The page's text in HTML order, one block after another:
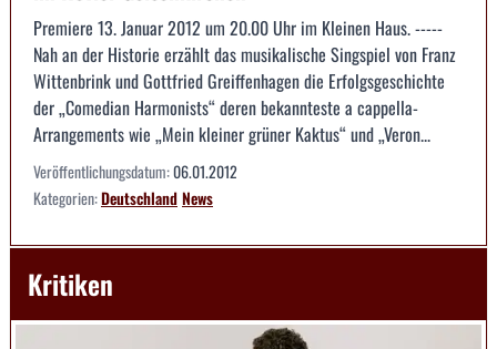
Premiere 13. Januar 2012 um 20.00 Uhr im Kleinen Haus. -----
Nah an der Historie erzählt das musikalische Singspiel von Franz
Wittenbrink und Gottfried Greiffenhagen die Erfolgsgeschichte
der „Comedian Harmonists“ deren bekannteste a cappella-
Arrangements wie „Mein kleiner grüner Kaktus“ und „Veron...
Veröffentlichungsdatum:06.01.2012
Kategorien:DeutschlandNews
Kritiken